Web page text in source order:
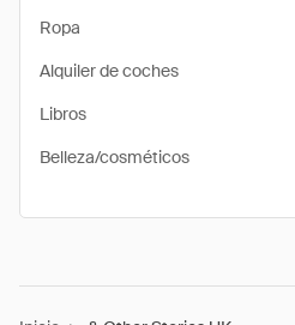
Ropa
Alquiler de coches
Libros
Belleza/cosméticos